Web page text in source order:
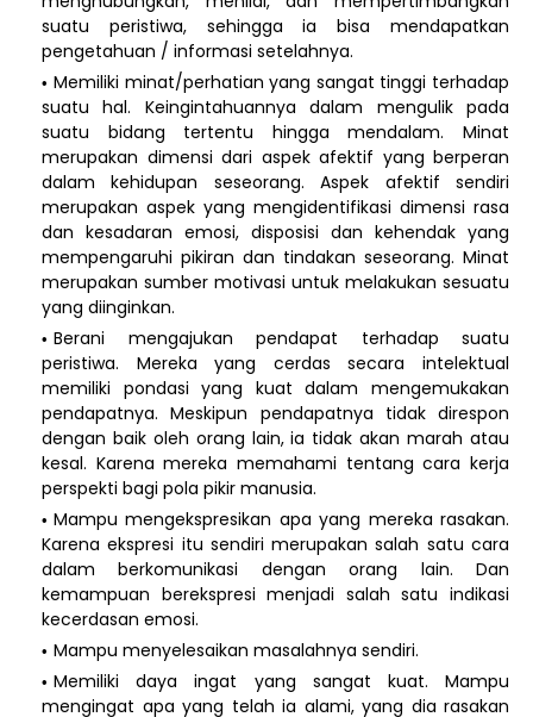
suatu peristiwa, sehingga ia bisa mendapatkan
pengetahuan / informasi setelahnya.
Memiliki minat/perhatian yang sangat tinggi terhadap
suatu hal. Keingintahuannya dalam mengulik pada
suatu bidang tertentu hingga mendalam. Minat
merupakan dimensi dari aspek afektif yang berperan
dalam kehidupan seseorang. Aspek afektif sendiri
merupakan aspek yang mengidentifikasi dimensi rasa
dan kesadaran emosi, disposisi dan kehendak yang
mempengaruhi pikiran dan tindakan seseorang. Minat
merupakan sumber motivasi untuk melakukan sesuatu
yang diinginkan.
Berani mengajukan pendapat terhadap suatu
peristiwa. Mereka yang cerdas secara intelektual
memiliki pondasi yang kuat dalam mengemukakan
pendapatnya. Meskipun pendapatnya tidak direspon
dengan baik oleh orang lain, ia tidak akan marah atau
kesal. Karena mereka memahami tentang cara kerja
perspekti bagi pola pikir manusia.
Mampu mengekspresikan apa yang mereka rasakan.
Karena ekspresi itu sendiri merupakan salah satu cara
dalam berkomunikasi dengan orang lain. Dan
kemampuan berekspresi menjadi salah satu indikasi
kecerdasan emosi.
Mampu menyelesaikan masalahnya sendiri.
Memiliki daya ingat yang sangat kuat. Mampu
mengingat apa yang telah ia alami, yang dia rasakan